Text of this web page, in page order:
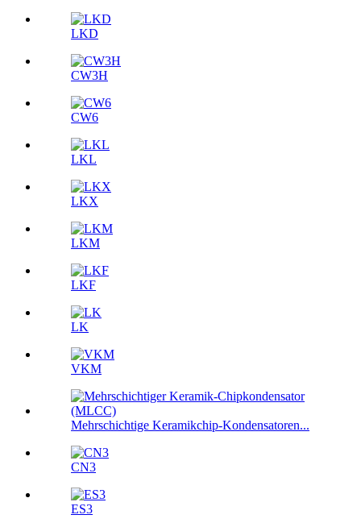
LKD
CW3H
CW6
LKL
LKX
LKM
LKF
LK
VKM
Mehrschichtige Keramikchip-Kondensatoren...
CN3
ES3